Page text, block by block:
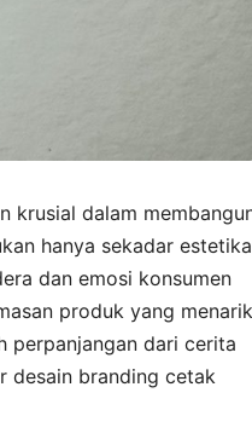
krusial dalam
hanya sekadar estetika
dan emosi konsumen
produk yang
perpanjangan dari cerita
desain branding cetak